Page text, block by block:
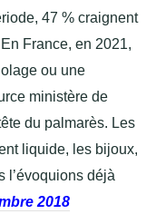
47 % craignent
France, en 2021,
ou une
ministère de
du palmarès. Les
liquide, les bijoux,
l’évoquions déjà
2018